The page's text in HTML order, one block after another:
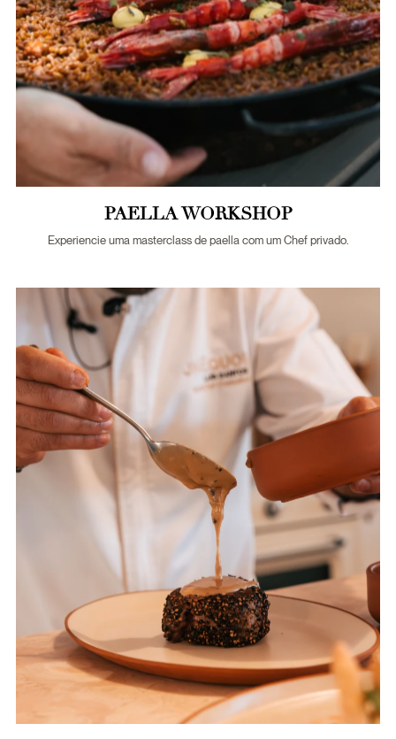
PAELLA WORKSHOP
Experiencie uma masterclass de paella com um Chef privado.